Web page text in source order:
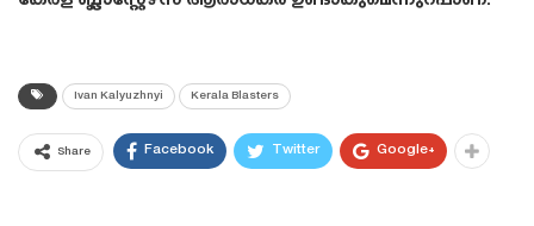
Ivan Kalyuzhnyi Kerala Blasters
Share Facebook Twitter Google+